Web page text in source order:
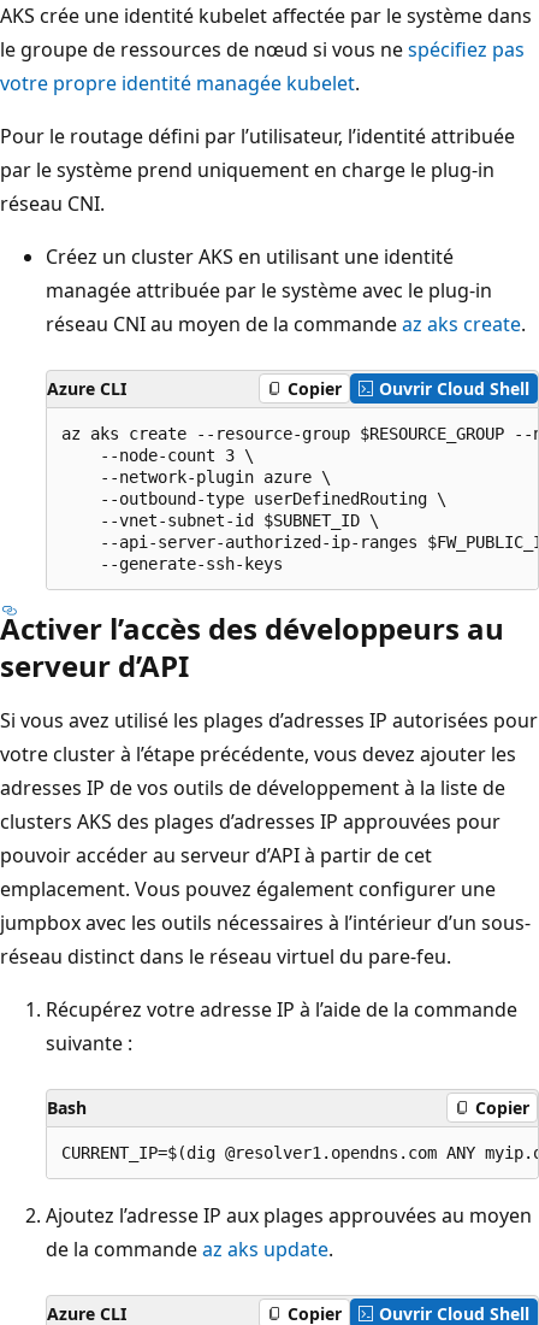
AKS crée une identité kubelet affectée par le système dans
le groupe de ressources de nœud si vous nespécifiez pas
votre propre identité managée kubelet.
Pour le routage défini par l’utilisateur, l’identité attribuée
par le système prend uniquement en charge le plug-in
réseau CNI.
Créez un cluster AKS en utilisant une identité
managée attribuée par le système avec le plug-in
réseau CNI au moyen de la commandeaz aks create.
Azure CLI Copier Ouvrir Cloud Shell
az aks create --resource-group $RESOURCE_GROUP --
    --node-count 3 \
    --network-plugin azure \
    --outbound-type userDefinedRouting \
    --vnet-subnet-id $SUBNET_ID \
--api-server-authorized-ip-ranges
Activer l’accès des développeurs au
serveur d’API
Si vous avez utilisé les plages d’adresses IP autorisées pour
votre cluster à l’étape précédente, vous devez ajouter les
adresses IP de vos outils de développement à la liste de
clusters AKS des plages d’adresses IP approuvées pour
pouvoir accéder au serveur d’API à partir de cet
emplacement. Vous pouvez également configurer une
jumpbox avec les outils nécessaires à l’intérieur d’un sous-
réseau distinct dans le réseau virtuel du pare-feu.
Récupérez votre adresse IP à l’aide de la commande
suivante :
Bash Copier
Ajoutez l’adresse IP aux plages approuvées au moyen
de la commandeaz aks update.
Azure CLI Copier Ouvrir Cloud Shell